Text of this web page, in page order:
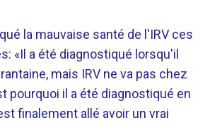
la mauvaise santé de l'IRV ces
«Il a été diagnostiqué lorsqu'il
mais IRV ne va pas chez
pourquoi il a été diagnostiqué en
finalement allé avoir un vrai